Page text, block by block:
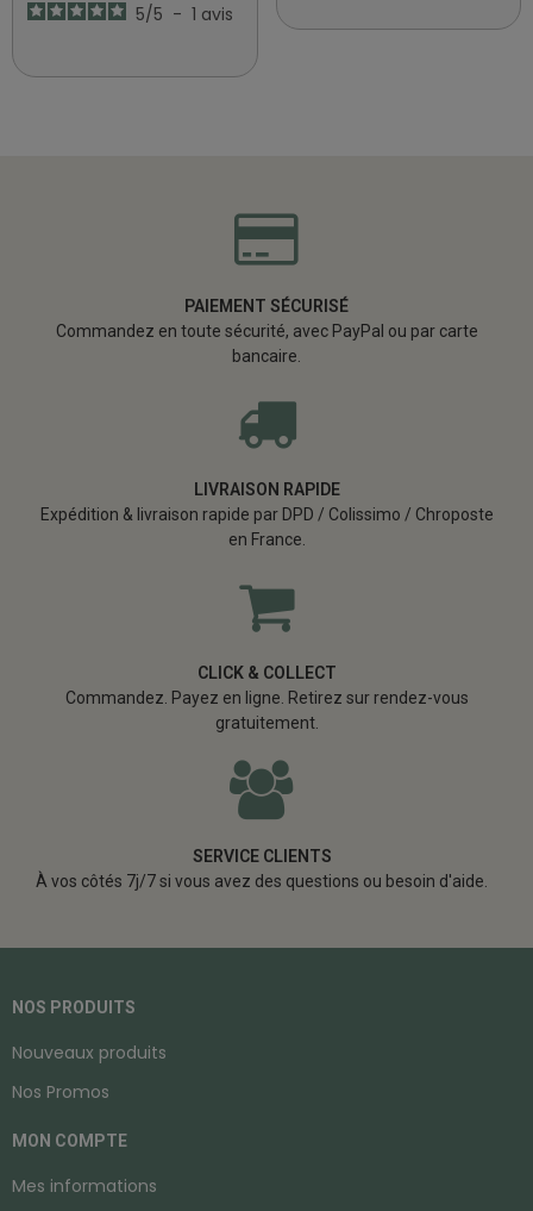
5/5 - 1 avis
PAIEMENT SÉCURISÉ
Commandez en toute sécurité, avec PayPal ou par carte
bancaire.
LIVRAISON RAPIDE
Expédition & livraison rapide par DPD / Colissimo / Chroposte
en France.
CLICK & COLLECT
Commandez. Payez en ligne. Retirez sur rendez-vous
gratuitement.
SERVICE CLIENTS
À vos côtés 7j/7 si vous avez des questions ou besoin d'aide.
NOS PRODUITS
Nouveaux produits
Nos Promos
MON COMPTE
Mes informations